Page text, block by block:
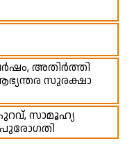
അതിർത്തി
സുരക്ഷാ
കുറവ്, സാമൂഹ്യ